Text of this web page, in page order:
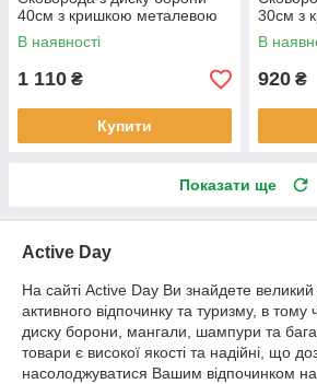
40см з кришкою металевою
В наявності
1 110 ₴
Купити
30см з
В
920 ₴
Показати ще
Active Day
На сайті Active Day Ви знайдете великий
активного відпочинку та туризму, в тому
диску борони, мангали, шампури та
товари є високої якості та надійні, що
насолоджуватися Вашим відпочинком